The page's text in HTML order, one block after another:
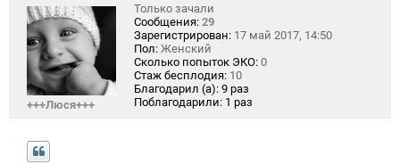
+++Люся+++
Только зачали
Сообщения: 29
Зарегистрирован: 17 май 2017, 14:50
Пол: Женский
Сколько попыток ЭКО: 0
Стаж бесплодия: 10
Благодарил (а): 9 раз
Поблагодарили: 1 раз